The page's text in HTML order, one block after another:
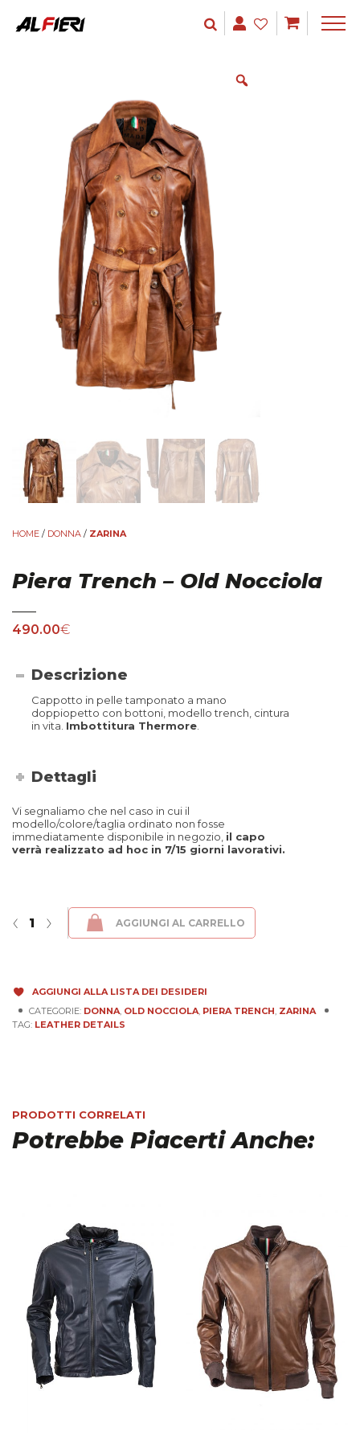
HOME / DONNA / ZARINA
Piera Trench – Old Nocciola
490.00€
Descrizione
Cappotto in pelle tamponato a mano
doppiopetto con bottoni, modello trench, cintura
in vita. Imbottitura Thermore
Dettagli
Vi segnaliamo che nel caso in cui il
modello/colore/taglia ordinato non fosse
immediatamente disponibile in negozio, il capo
verrà realizzato ad hoc in 7/15 giorni lavorativi.
Piera Trench - Old Nocciola quantità
›
‹ AGGIUNGI AL CARRELLO
AGGIUNGI ALLA LISTA DEI DESIDERI
CATEGORIE: DONNA OLD NOCCIOLA PIERA TRENCH ZARINA
TAG: LEATHER DETAILS
PRODOTTI CORRELATI
Potrebbe Piacerti Anche: